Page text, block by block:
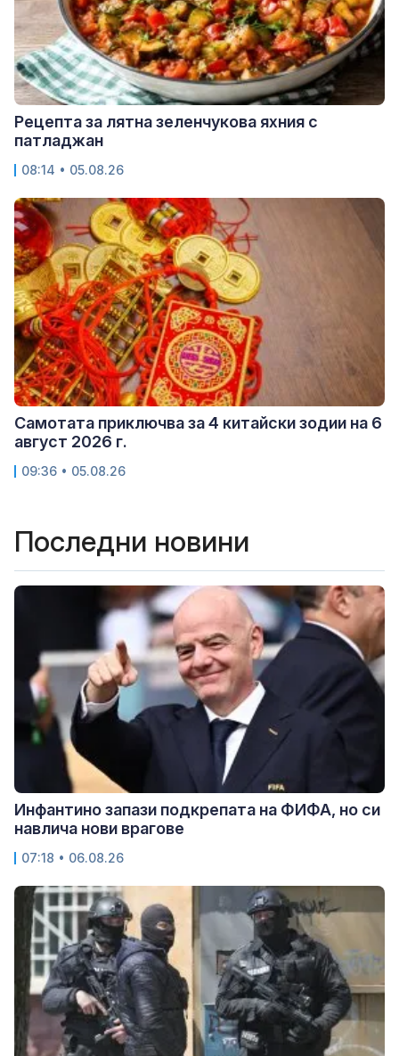
Рецепта за лятна зеленчукова яхния с
патладжан
08:14 • 05.08.26
Самотата приключва за 4 китайски зодии на 6
август 2026 г.
09:36 • 05.08.26
Последни новини
Инфантино запази подкрепата на ФИФА, но си
навлича нови врагове
07:18 • 06.08.26